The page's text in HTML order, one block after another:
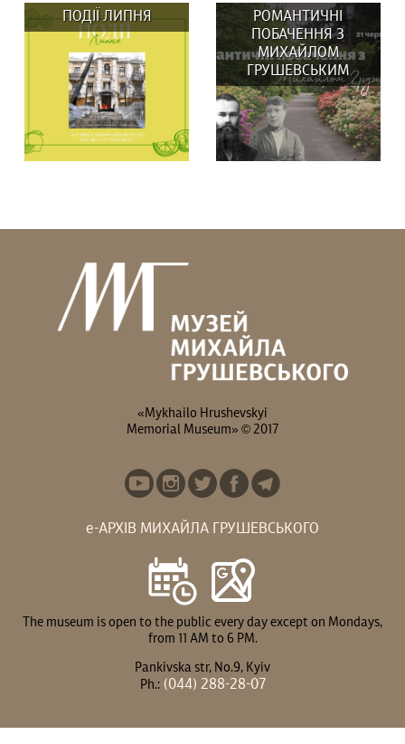
До Дня Незалежності
Музей Михайла
Грушевського та бренд...
ВИСТАВКИ: 29 та 30
серпня о 14:00
Вистав(к)а...
ПОДІЇ ЛИПНЯ
У липні в музеї:
ВИСТАВКИ: Вистав(к)а
«СВОЇ/ЧУЖІ ЛЮДИ,...
РОМАНТИЧНІ
ПОБАЧЕННЯ З
МИХАЙЛОМ
ГРУШЕВСЬКИМ
«Mykhailo Hrushevskyi
Memorial Museum» © 2017
е-АРХІВ МИХАЙЛА ГРУШЕВСЬКОГО
The museum is open to the public every day except on Mondays,
from 11 AM to 6 PM.
Pankivska str, No.9, Kyiv
Ph.:(044) 288-28-07